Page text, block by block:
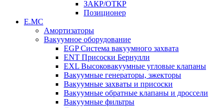
ЗАКР/ОТКР
Позиционер
Е.МС
Амортизаторы
Вакуумное оборудование
EGP Система вакуумного захвата
ENT Присоски Бернулли
EXL Высоковакуумные угловые клапаны
Вакуумные генераторы, эжекторы
Вакуумные захваты и присоски
Вакуумные обратные клапаны и дроссели
Вакуумные фильтры